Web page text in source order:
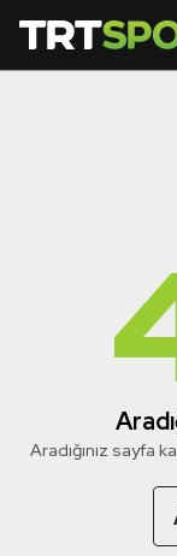
Aradığınız sayfa